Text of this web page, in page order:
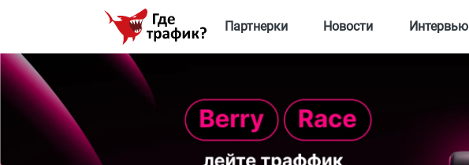
Партнерки Новости Интервью